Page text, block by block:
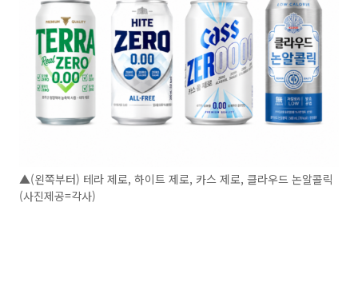
▲(왼쪽부터) 테라 제로, 하이트 제로, 카스 제로, 클라우드 논알콜릭
(사진제공=각사)